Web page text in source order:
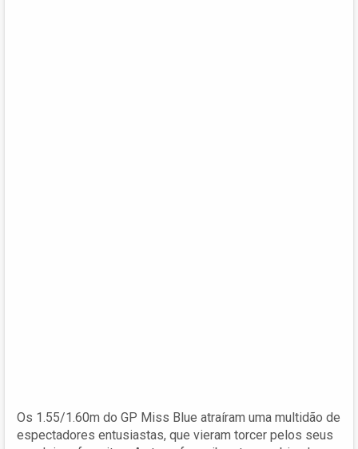
Os 1.55/1.60m do GP Miss Blue atraíram uma multidão de
espectadores entusiastas, que vieram torcer pelos seus